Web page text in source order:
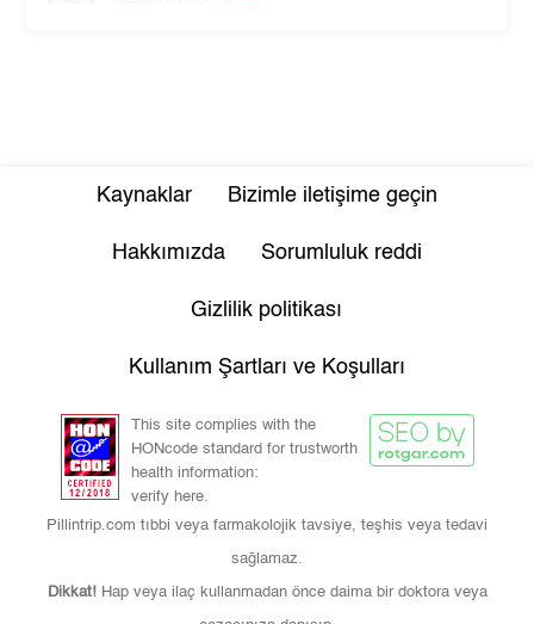
Kaynaklar Bizimle iletişime geçin
Hakkımızda Sorumluluk reddi
Gizlilik politikası
Kullanım Şartları ve Koşulları
This site complies with the
HONcode standard for trustworth
health information:
verify here.
Pillintrip.com tıbbi veya farmakolojik tavsiye, teşhis veya tedavi
sağlamaz.
Dikkat! Hap veya ilaç kullanmadan önce daima bir doktora veya